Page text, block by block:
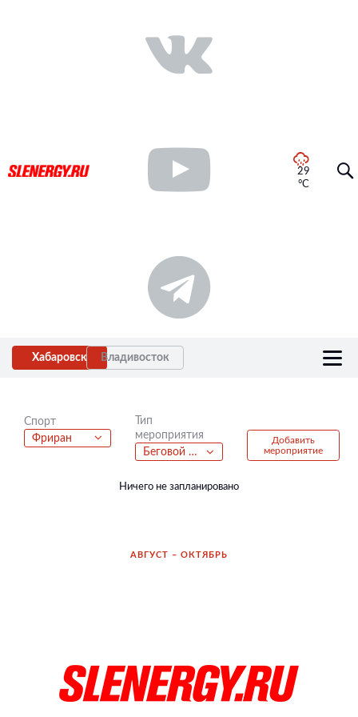
29
°C
Хабаровск Владивосток
Спорт
Фриран
Тип
мероприятия
Беговой полумарафон
Добавить
мероприятие
Ничего не запланировано
АВГУСТ – ОКТЯБРЬ